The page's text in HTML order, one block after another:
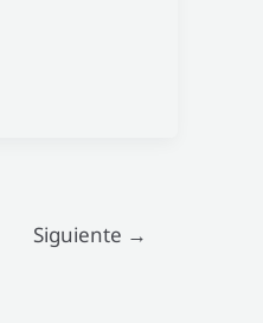
Siguiente →